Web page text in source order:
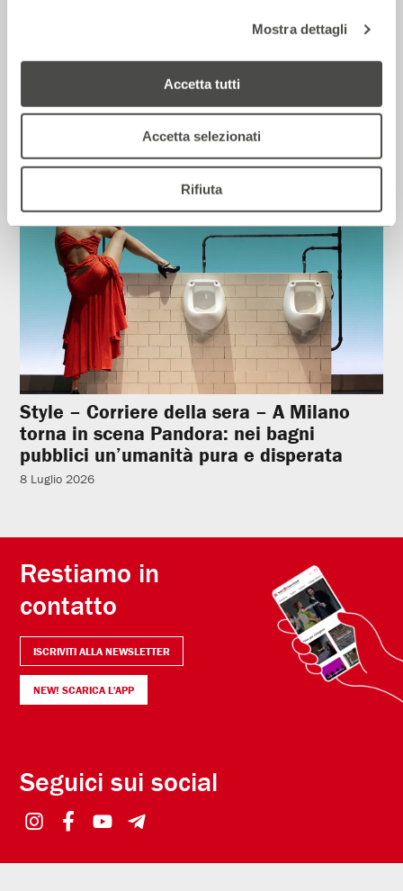
Mostra dettagli
Accetta tutti
Accetta selezionati
Rifiuta
Corriere della sera – Io, tra Ferragni e
12 Luglio 2026
Rassegna Stampa
Style – Corriere della sera – A Milano
torna in scena Pandora: nei bagni
pubblici un’umanità pura e disperata
8 Luglio 2026
Restiamo in
contatto
ISCRIVITI ALLA NEWSLETTER
NEW! SCARICA L'APP
Seguici sui social